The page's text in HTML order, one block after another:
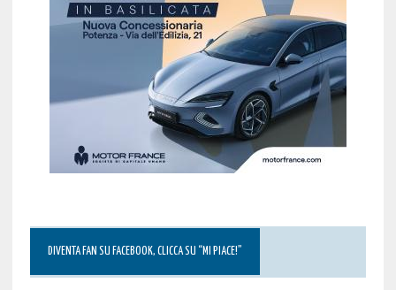
DIVENTA FAN SU FACEBOOK, CLICCA SU “MI PIACE!”